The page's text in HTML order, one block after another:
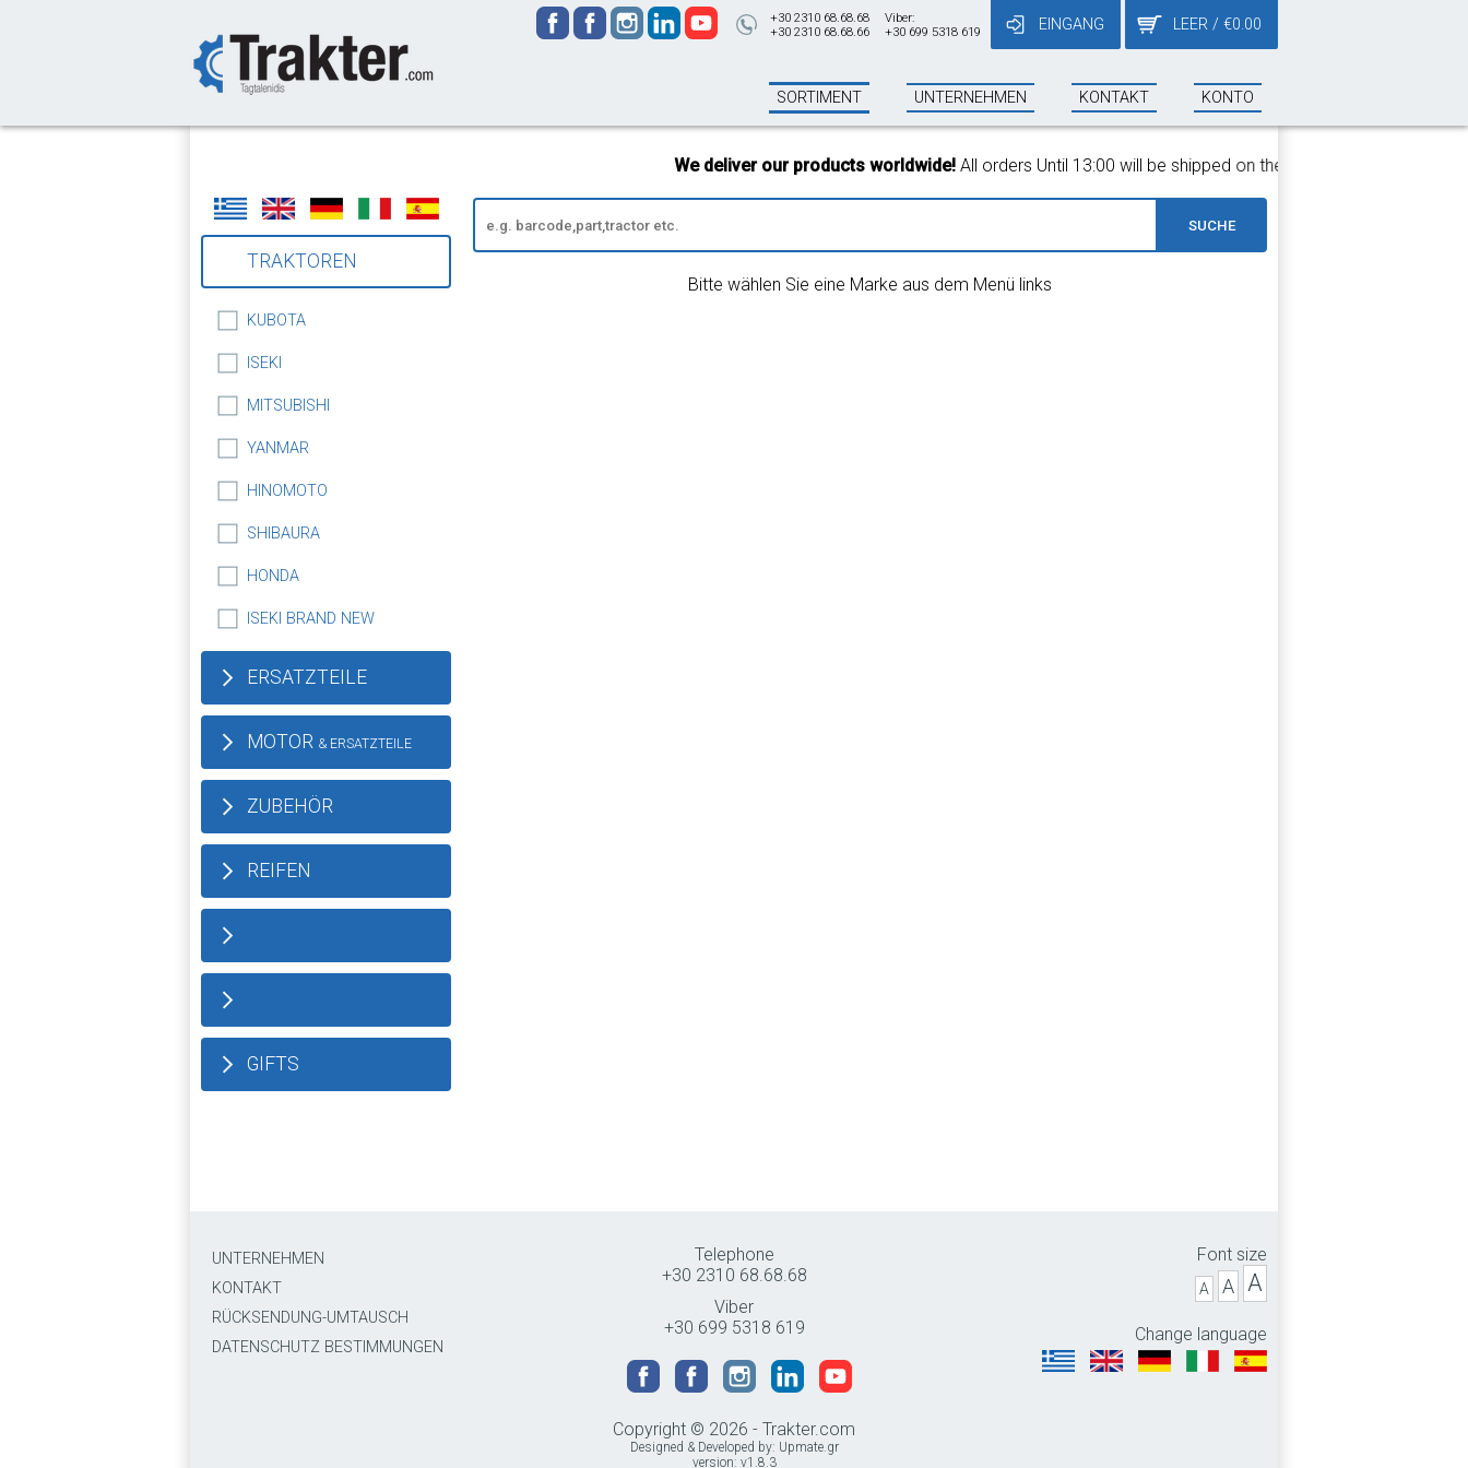
+30 2310 68.68.68
+30 2310 68.68.66
Viber:
+30 699 5318 619
EINGANG LEER / €0.00
SORTIMENT UNTERNEHMEN KONTAKT KONTO
We deliver our products worldwide!All orders Until 13:00 will be shipped on the same day!
TRAKTOREN
KUBOTA
ISEKI
MITSUBISHI
YANMAR
HINOMOTO
SHIBAURA
HONDA
ISEKI BRAND NEW
ERSATZTEILE
MOTOR & ERSATZTEILE
ZUBEHÖR
REIFEN
GIFTS
SUCHE
Bitte wählen Sie eine Marke aus dem Menü links
UNTERNEHMEN
KONTAKT
RÜCKSENDUNG-UMTAUSCH
DATENSCHUTZ BESTIMMUNGEN
Telephone
+30 2310 68.68.68
Viber
+30 699 5318 619
Copyright © 2026 - Trakter.com
Designed & Developed by: Upmate.gr
version: v1.8.3
Font size
A A A
Change language